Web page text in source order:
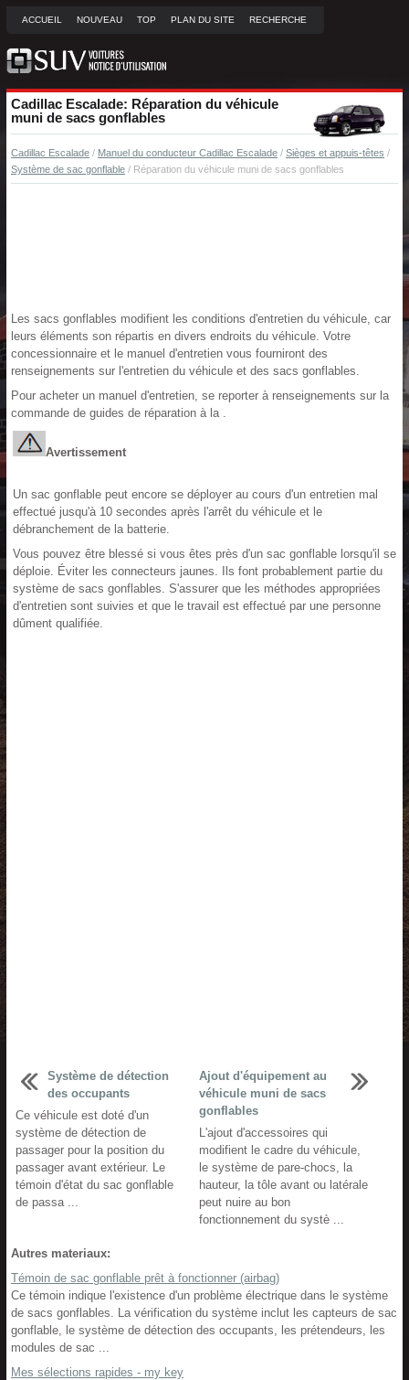
ACCUEIL NOUVEAU TOP PLAN DU SITE RECHERCHE
Cadillac Escalade: Réparation du véhicule
muni de sacs gonflables
Cadillac Escalade / Manuel du conducteur Cadillac Escalade / Sièges et appuis-têtes /
Système de sac gonflable / Réparation du véhicule muni de sacs gonflables
Les sacs gonflables modifient les conditions d'entretien du véhicule, car
leurs éléments son répartis en divers endroits du véhicule. Votre
concessionnaire et le manuel d'entretien vous fourniront des
renseignements sur l'entretien du véhicule et des sacs gonflables.
Pour acheter un manuel d'entretien, se reporter à renseignements sur la
commande de guides de réparation à la .
Avertissement
Un sac gonflable peut encore se déployer au cours d'un entretien mal
effectué jusqu'à 10 secondes après l'arrêt du véhicule et le
débranchement de la batterie.
Vous pouvez être blessé si vous êtes près d'un sac gonflable lorsqu'il se
déploie. Éviter les connecteurs jaunes. Ils font probablement partie du
système de sacs gonflables. S'assurer que les méthodes appropriées
d'entretien sont suivies et que le travail est effectué par une personne
dûment qualifiée.
Système de détection
des occupants
Ce véhicule est doté d'un
système de détection de
passager pour la position du
passager avant extérieur. Le
témoin d'état du sac gonflable
de passa ...
Ajout d'équipement au
véhicule muni de sacs
gonflables
L'ajout d'accessoires qui
modifient le cadre du véhicule,
le système de pare-chocs, la
hauteur, la tôle avant ou latérale
peut nuire au bon
fonctionnement du systè ...
Autres materiaux:
Témoin de sac gonflable prêt à fonctionner (airbag)
Ce témoin indique l'existence d'un problème électrique dans le système
de sacs gonflables. La vérification du système inclut les capteurs de sac
gonflable, le système de détection des occupants, les prétendeurs, les
modules de sac ...
Mes sélections rapides - my key